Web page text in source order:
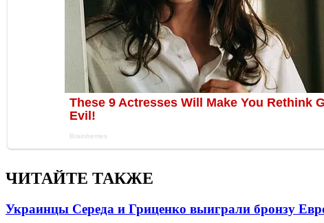
ЧИТАЙТЕ ТАКЖЕ
Украинцы Середа и Гриценко выиграли бронзу